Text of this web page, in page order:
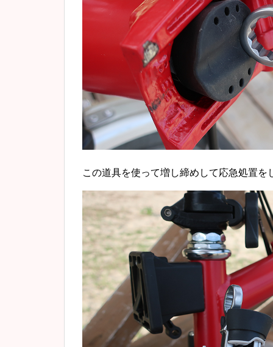
この道具を使って増し締めして応急処置を